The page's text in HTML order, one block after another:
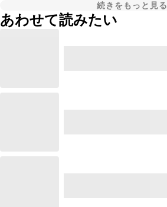
続きをもっと見る
あわせて読みたい